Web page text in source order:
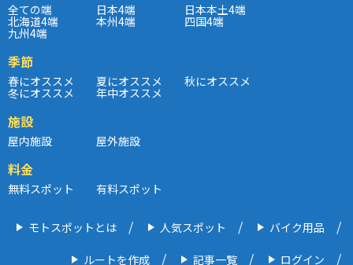
全ての端 日本4端 日本本土4端
北海道4端 本州4端 四国4端
九州4端
季節
春にオススメ 夏にオススメ 秋にオススメ
冬にオススメ 年中オススメ
施設
屋内施設 屋外施設
料金
無料スポット 有料スポット
モトスポットとは 人気スポット バイク用品
ルートを作成 記事一覧 ログイン